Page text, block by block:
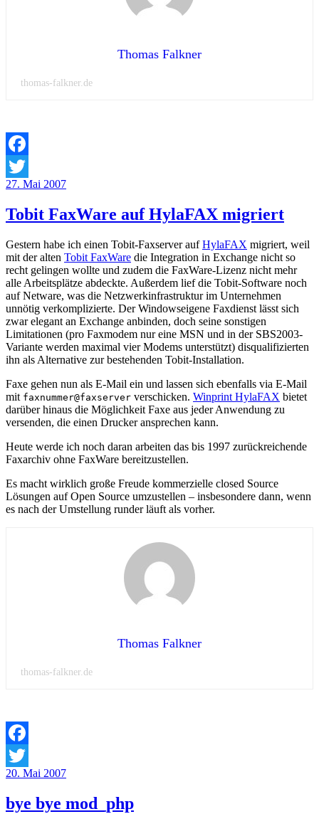
Thomas Falkner
thomas-falkner.de
Facebook
Twitter
Veröffentlicht
27. Mai 2007
Tobit FaxWare auf HylaFAX migriert
Gestern habe ich einen Tobit-Faxserver aufHylaFAX migriert, weil
mit der alten Tobit FaxWare die Integration in Exchange nicht so
recht gelingen wollte und zudem die FaxWare-Lizenz nicht mehr
alle Arbeitsplätze abdeckte. Außerdem lief die Tobit-Software noch
auf Netware, was die Netzwerkinfrastruktur im Unternehmen
unnötig verkomplizierte. Der Windowseigene Faxdienst lässt sich
zwar elegant an Exchange anbinden, doch seine sonstigen
Limitationen (pro Faxmodem nur eine MSN und in der SBS2003-
Variante werden maximal vier Modems unterstützt) disqualifizierten
ihn als Alternative zur bestehenden Tobit-Installation.
Faxe gehen nun als E-Mail ein und lassen sich ebenfalls via E-Mail
mit faxnummer@faxserver verschicken. Winprint HylaFAX bietet
darüber hinaus die Möglichkeit Faxe aus jeder Anwendung zu
versenden, die einen Drucker ansprechen kann.
Heute werde ich noch daran arbeiten das bis 1997 zurückreichende
Faxarchiv ohne FaxWare bereitzustellen.
Es macht wirklich große Freude kommerzielle closed Source
Lösungen auf Open Source umzustellen – insbesondere dann, wenn
es nach der Umstellung runder läuft als vorher.
Thomas Falkner
thomas-falkner.de
Facebook
Twitter
Veröffentlicht
20. Mai 2007
bye bye mod_php